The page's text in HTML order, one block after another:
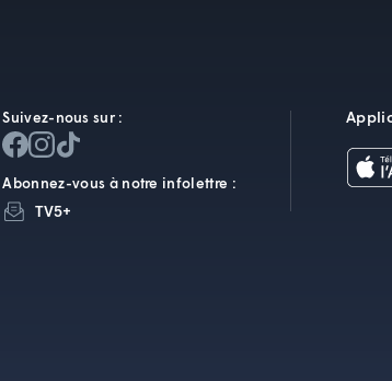
Suivez-nous sur :
Abonnez-vous à notre infolettre :
TV5+